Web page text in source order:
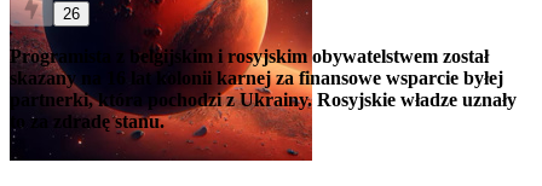
26
Programista z belgijskim i rosyjskim obywatelstwem został
skazany na 16 lat kolonii karnej za finansowe wsparcie byłej
partnerki, która pochodzi z Ukrainy. Rosyjskie władze uznały
to za zdradę stanu.